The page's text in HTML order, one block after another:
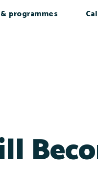
programmes